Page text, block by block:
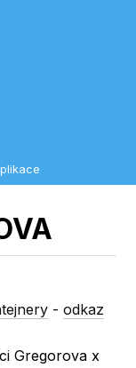
-odkaz
Gregorova x